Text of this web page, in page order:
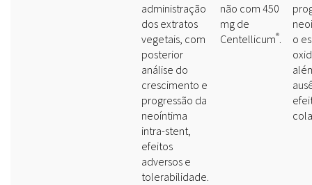
administração
dos extratos
vegetais, com
posterior
análise do
crescimento e
progressão da
neoíntima
intra-stent,
efeitos
adversos e
tolerabilidade.
não com 450
mg de
Centellicum®.
o